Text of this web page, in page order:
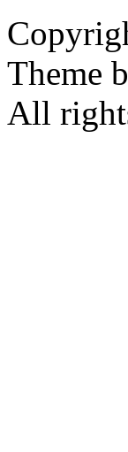
Theme
All